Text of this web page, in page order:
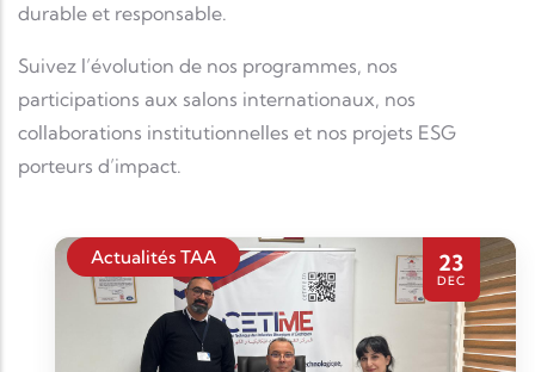
durable et responsable.
Suivez l’évolution de nos programmes, nos
participations aux salons internationaux, nos
collaborations institutionnelles et nos projets ESG
porteurs d’impact.
23
DEC
Actualités TAA